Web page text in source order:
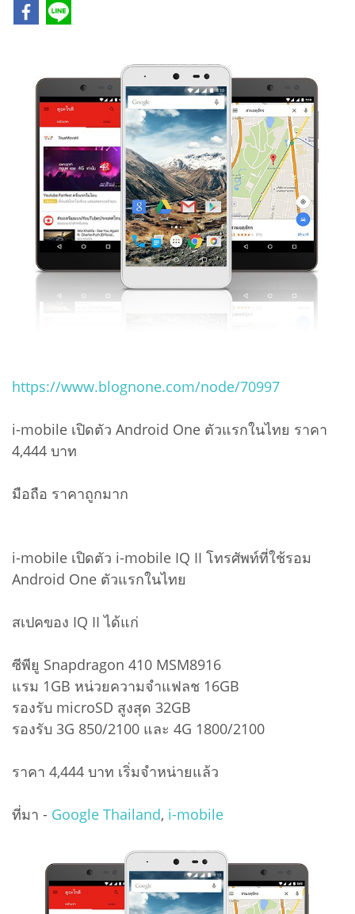
https://www.blognone.com/node/70997
i-mobile เปิดตัว Android One ตัวแรกในไทย ราคา
4,444 บาท
มือถือ ราคาถูกมาก
i-mobile เปิดตัว i-mobile IQ II โทรศัพท์ที่ใช้รอม
Android One ตัวแรกในไทย
สเปคของ IQ II ได้แก่
ซีพียู Snapdragon 410 MSM8916
แรม 1GB หน่วยความจำแฟลช 16GB
รองรับ microSD สูงสุด 32GB
รองรับ 3G 850/2100 และ 4G 1800/2100
ราคา 4,444 บาท เริ่มจำหน่ายแล้ว
ที่มา - Google Thailand, i-mobile